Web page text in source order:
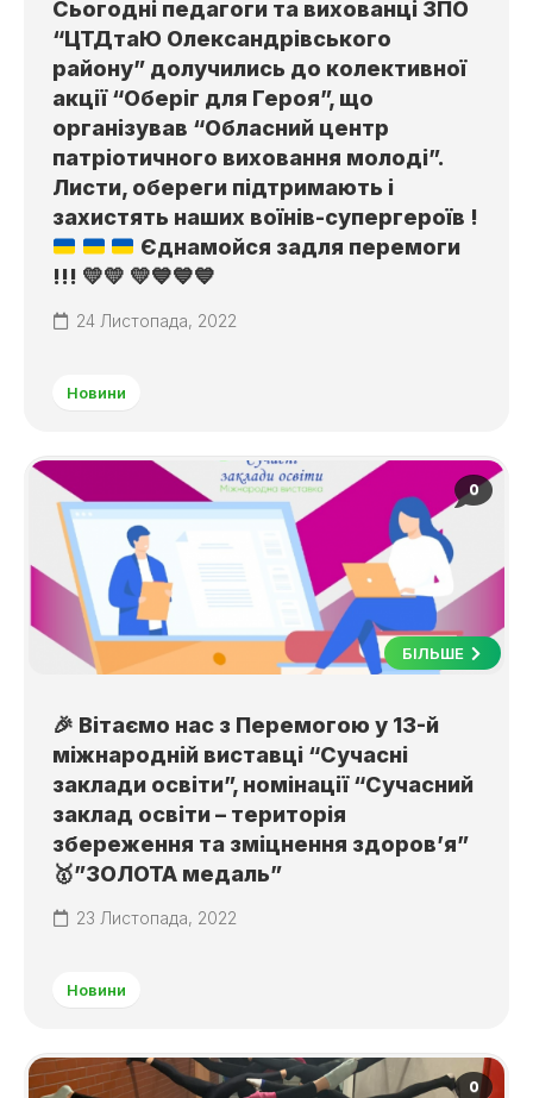
Сьогодні педагоги та вихованці ЗПО
“ЦТДтаЮ Олександрівського
району” долучились до колективної
акції “Оберіг для Героя”, що
організував “Обласний центр
патріотичного виховання молоді”.
Листи, обереги підтримають і
захистять наших воїнів-супергероїв !
Єднамойся задля перемоги
!!! 💛💛 💛💙💙💙
24 Листопада, 2022
Новини
0
БІЛЬШЕ
🎉 Вітаємо нас з Перемогою у 13-й
міжнародній виставці “Сучасні
заклади освіти”, номінації “Сучасний
заклад освіти – територія
збереження та зміцнення здоров’я”
🥇”ЗОЛОТА медаль”
23 Листопада, 2022
Новини
0